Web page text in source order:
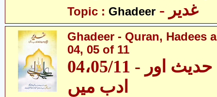
Topic : Ghadeer - غدیر
Ghadeer - Quran, Hadees
04, 05 of 11
04،05/11 - غدیر - قرآن، حدیث اور
ادب میں